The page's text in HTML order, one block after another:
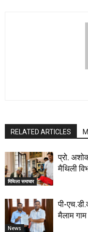
RELATED ARTICLES
मिथिला समाचार
प्रो.
मैथिली
News
पी-
मैलाम